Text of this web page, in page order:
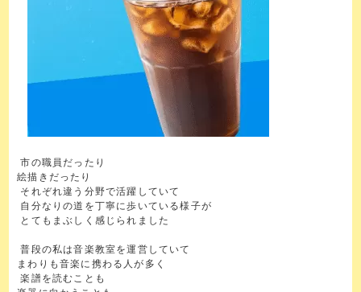
市の職員だったり
絵描きだったり
それぞれ違う分野で活躍していて
自分なりの道を丁寧に歩いている様子が
とてもまぶしく感じられました
普段の私は音楽教室を運営していて
まわりも音楽に携わる人が多く
楽譜を読むことも